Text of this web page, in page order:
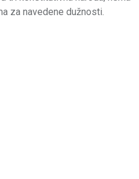
za navedene dužnosti.